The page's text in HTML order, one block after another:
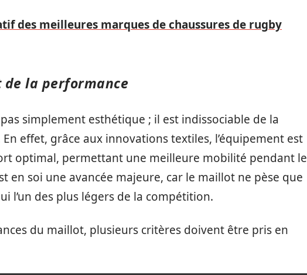
des meilleures marques de chaussures de rugby
de la performance
simplement esthétique ; il est indissociable de la
effet, grâce aux innovations textiles, l’équipement est
optimal, permettant une meilleure mobilité pendant le
en soi une avancée majeure, car le maillot ne pèse que
l’un des plus légers de la compétition.
du maillot, plusieurs critères doivent être pris en